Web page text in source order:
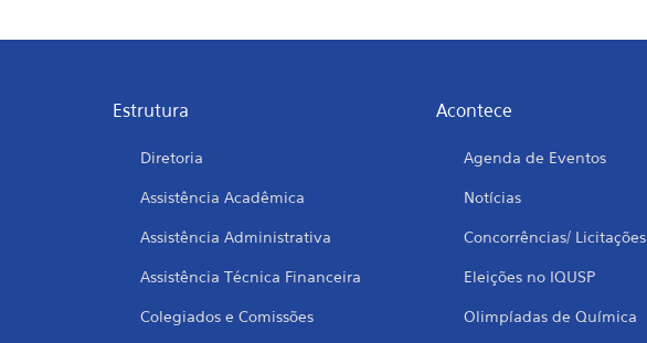
Estrutura
Diretoria
Assistência Acadêmica
Assistência Administrativa
Assistência Técnica Financeira
Colegiados e Comissões
Acontece
Agenda de Eventos
Notícias
Concorrências/ Licitações
Eleições no IQUSP
Olimpíadas de Química